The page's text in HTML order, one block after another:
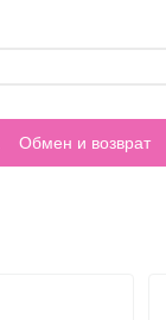
Обмен и возврат